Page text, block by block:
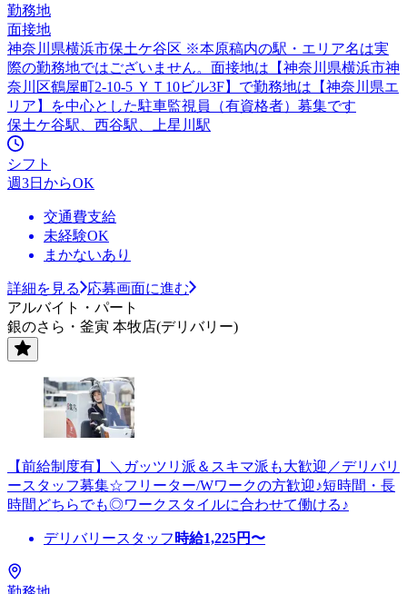
勤務地
面接地
神奈川県横浜市保土ケ谷区 ※本原稿内の駅・エリア名は実
際の勤務地ではございません。面接地は【神奈川県横浜市神
奈川区鶴屋町2-10-5 ＹＴ10ビル3F】で勤務地は【神奈川県エ
リア】を中心とした駐車監視員（有資格者）募集です
保土ケ谷駅、西谷駅、上星川駅
シフト
週3日からOK
交通費支給
未経験OK
まかないあり
詳細を見る
応募画面に進む
アルバイト・パート
銀のさら・釜寅 本牧店(デリバリー)
【前給制度有】＼ガッツリ派＆スキマ派も大歓迎／デリバリ
ースタッフ募集☆フリーター/Wワークの方歓迎♪短時間・長
時間どちらでも◎ワークスタイルに合わせて働ける♪
デリバリースタッフ 時給1,225円〜